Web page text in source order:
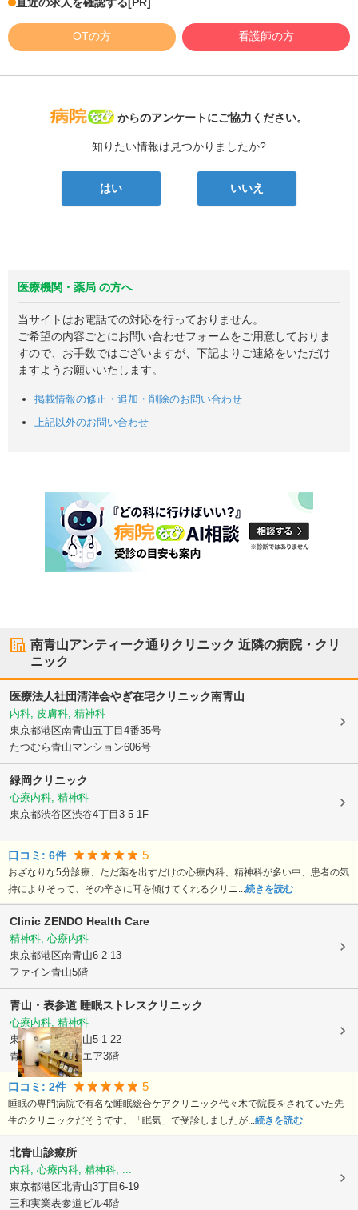
直近の求人を確認する [PR]
OTの方 看護師の方
病院なび
からのアンケートにご協力ください。
知りたい情報は見つかりましたか?
はい いいえ
医療機関・薬局 の方へ
当サイトはお電話での対応を行っておりません。
ご希望の内容ごとにお問い合わせフォームをご用意しておりま
すので、お手数ではございますが、下記よりご連絡をいただけ
ますようお願いいたします。
掲載情報の修正・追加・削除のお問い合わせ
上記以外のお問い合わせ
南青山アンティーク通りクリニック 近隣の病院・クリ
ニック
医療法人社団清洋会やぎ在宅クリニック南青山
内科, 皮膚科, 精神科
東京都港区南青山五丁目4番35号
たつむら青山マンション606号
緑岡クリニック
心療内科, 精神科
東京都渋谷区渋谷4丁目3-5-1F
口コミ: 6件 5
おざなりな5分診療、ただ薬を出すだけの心療内科、精神科が多い中、患者の気
持によりそって、その辛さに耳を傾けてくれるクリニ... 続きを読む
Clinic ZENDO Health Care
精神科, 心療内科
東京都港区南青山6-2-13
ファイン青山5階
青山・表参道 睡眠ストレスクリニック
心療内科, 精神科
東京都港区南青山5-1-22
青山ライズスクエア3階
口コミ: 2件 5
睡眠の専門病院で有名な睡眠総合ケアクリニック代々木で院長をされていた先
生のクリニックだそうです。「眠気」で受診しましたが... 続きを読む
北青山診療所
内科, 心療内科, 精神科, ...
東京都港区北青山3丁目6-19
三和実業表参道ビル4階